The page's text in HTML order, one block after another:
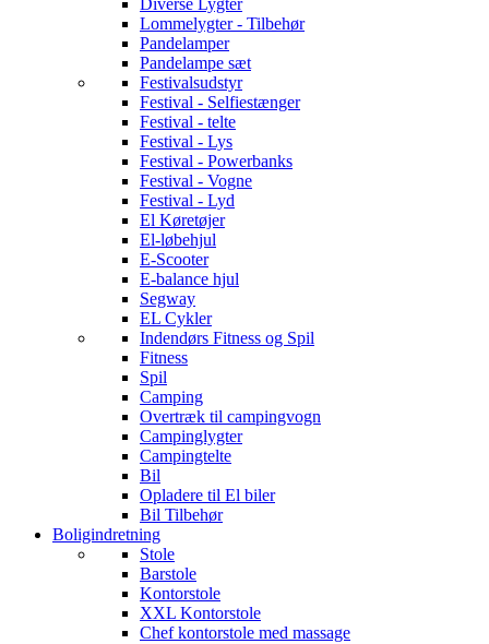
Diverse Lygter
Lommelygter - Tilbehør
Pandelamper
Pandelampe sæt
Festivalsudstyr
Festival - Selfiestænger
Festival - telte
Festival - Lys
Festival - Powerbanks
Festival - Vogne
Festival - Lyd
El Køretøjer
El-løbehjul
E-Scooter
E-balance hjul
Segway
EL Cykler
Indendørs Fitness og Spil
Fitness
Spil
Camping
Overtræk til campingvogn
Campinglygter
Campingtelte
Bil
Opladere til El biler
Bil Tilbehør
Boligindretning
Stole
Barstole
Kontorstole
XXL Kontorstole
Chef kontorstole med massage